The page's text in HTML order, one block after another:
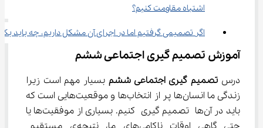
اشتباه مقاومت کنیم؟
اگر تصمیمی گرفتیم اما در اجرای آن مشکل داریم، چه باید
آموزش تصمیم گیری اجتماعی ششم
درس تصمیم گیری اجتماعی ششم بسیار مهم است زیرا
زندگی ما انسان‌ها پر از انتخاب‌ها و موقعیت‌هایی است که
باید در آن‌ها تصمیم گیری کنیم. بسیاری از موفقیت‌ها یا